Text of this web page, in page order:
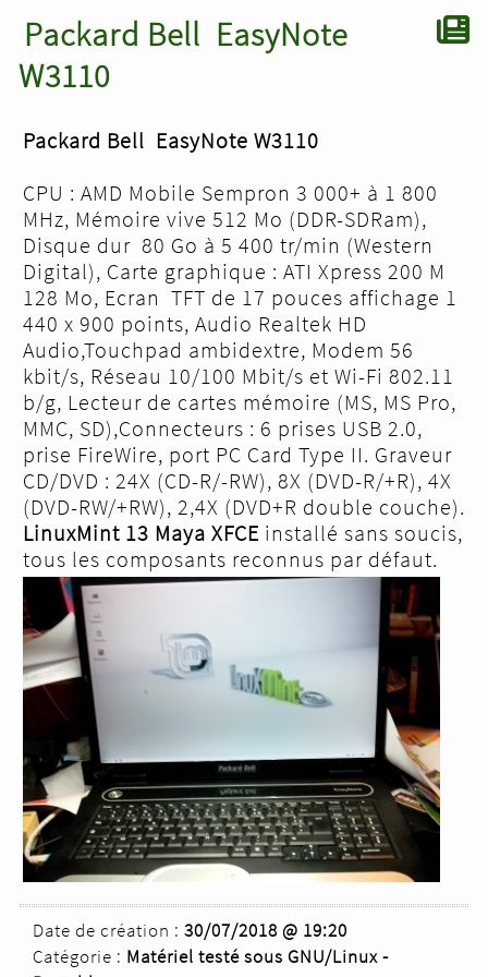
Packard Bell EasyNote
W3110
Packard Bell EasyNote W3110
CPU : AMD Mobile Sempron 3 000+ à 1 800
MHz, Mémoire vive 512 Mo (DDR-SDRam),
Disque dur 80 Go à 5 400 tr/min (Western
Digital), Carte graphique : ATI Xpress 200 M
128 Mo, Ecran TFT de 17 pouces affichage 1
440 x 900 points, Audio Realtek HD
Audio,Touchpad ambidextre, Modem 56
kbit/s, Réseau 10/100 Mbit/s et Wi-Fi 802.11
b/g, Lecteur de cartes mémoire (MS, MS Pro,
MMC, SD),Connecteurs : 6 prises USB 2.0,
prise FireWire, port PC Card Type II. Graveur
CD/DVD : 24X (CD-R/-RW), 8X (DVD-R/+R), 4X
(DVD-RW/+RW), 2,4X (DVD+R double couche).
LinuxMint 13 Maya XFCEinstallé sans soucis,
tous les composants reconnus par défaut.
Date de création : 30/07/2018 @ 19:20
Catégorie : Matériel testé sous GNU/Linux -